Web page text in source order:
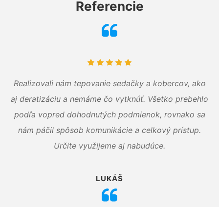
Referencie
Realizovali nám tepovanie sedačky a kobercov, ako
aj deratizáciu a nemáme čo vytknúť. Všetko prebehlo
podľa vopred dohodnutých podmienok, rovnako sa
nám páčil spôsob komunikácie a celkový prístup.
Určite využijeme aj nabudúce.
LUKÁŠ